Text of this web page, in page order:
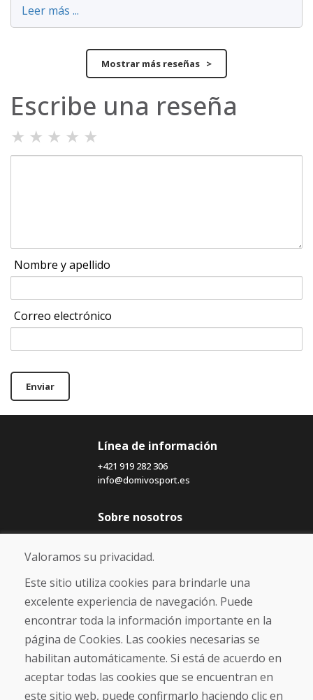
Leer más ...
Mostrar más reseñas >
Escribe una reseña
★ ★ ★ ★ ★
Nombre y apellido
Correo electrónico
Enviar
Línea de información
+421 919 282 306
info@domivosport.es
Sobre nosotros
Blog
Sobre nosotros
Comercio
Contacto
Compra
Tienda electrónica
Envío y pago
NORMAS DE RECLAMACIÓN
Devolución y cambio de mercancías
Valoramos su privacidad.
Este sitio utiliza cookies para brindarle una
excelente experiencia de navegación. Puede
encontrar toda la información importante en la
página de Cookies. Las cookies necesarias se
habilitan automáticamente. Si está de acuerdo en
aceptar todas las cookies que se encuentran en
este sitio web, puede confirmarlo haciendo clic en